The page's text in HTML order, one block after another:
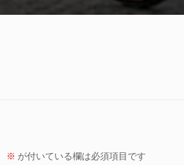
※ が付いている欄は必須項目です